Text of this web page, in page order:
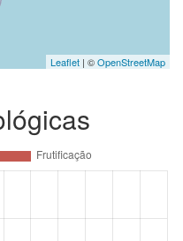
Leaflet | ©OpenStreetMap